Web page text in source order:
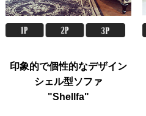
印象的で個性的なデザイン
シェル型ソファ
"Shellfa"